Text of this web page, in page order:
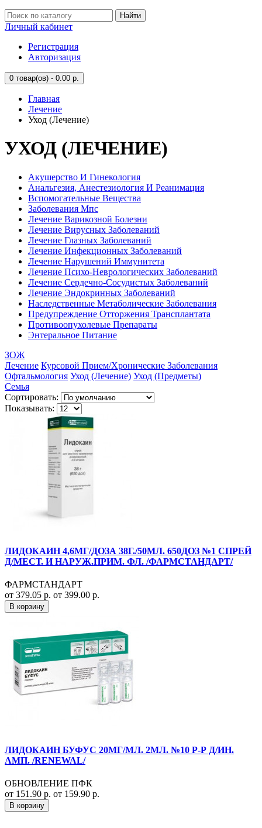
Найти
Личный кабинет
Регистрация
Авторизация
0 товар(ов) - 0.00 р.
Главная
Лечение
Уход (Лечение)
УХОД (ЛЕЧЕНИЕ)
Акушерство И Гинекология
Анальгезия, Анестезиология И Реанимация
Вспомогательные Вещества
Заболевания Мпс
Лечение Варикозной Болезни
Лечение Вирусных Заболеваний
Лечение Глазных Заболеваний
Лечение Инфекционных Заболеваний
Лечение Нарушений Иммунитета
Лечение Психо-Неврологических Заболеваний
Лечение Сердечно-Сосудистых Заболеваний
Лечение Эндокринных Заболеваний
Наследственные Метаболические Заболевания
Предупреждение Отторжения Трансплантата
Противоопухолевые Препараты
Энтеральное Питание
ЗОЖ
Лечение Курсовой Прием/Хронические Заболевания
Офтальмология Уход (Лечение) Уход (Предметы)
Семья
Сортировать:
Показывать:
ЛИДОКАИН 4,6МГ/ДОЗА 38Г./50МЛ. 650ДОЗ №1 СПРЕЙ
Д/МЕСТ. И НАРУЖ.ПРИМ. ФЛ. /ФАРМСТАНДАРТ/
ФАРМСТАНДАРТ
от 379.05 р. от 399.00 р.
В корзину
ЛИДОКАИН БУФУС 20МГ/МЛ. 2МЛ. №10 Р-Р Д/ИН.
АМП. /RENEWAL/
ОБНОВЛЕНИЕ ПФК
от 151.90 р. от 159.90 р.
В корзину